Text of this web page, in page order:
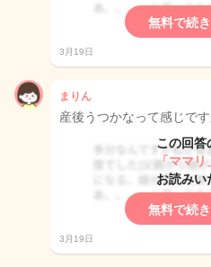
無料で続
3月19日
まりん
産後うつかなって感じで
この回答
「ママリ
お読みい
無料で続
3月19日